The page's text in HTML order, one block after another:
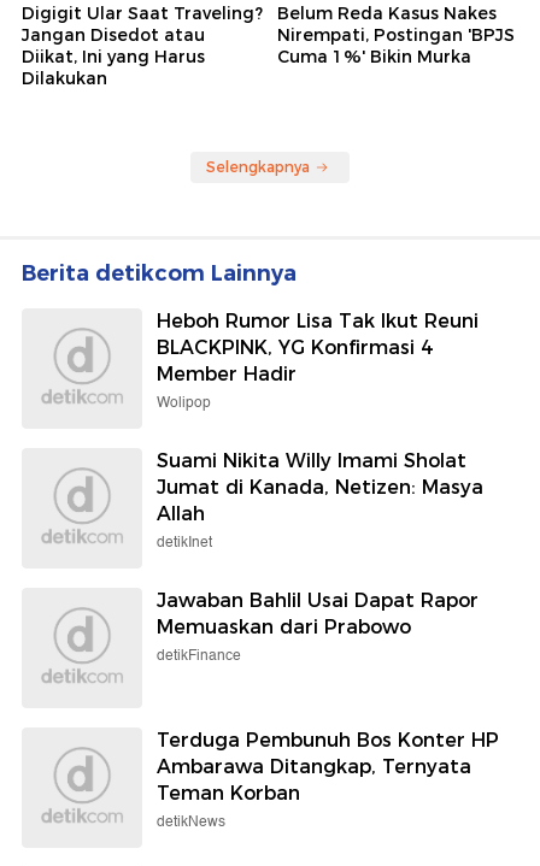
Digigit Ular Saat Traveling?
Jangan Disedot atau
Diikat, Ini yang Harus
Dilakukan
Belum Reda Kasus Nakes
Nirempati, Postingan 'BPJS
Cuma 1%' Bikin Murka
Selengkapnya
Berita detikcom Lainnya
Heboh Rumor Lisa Tak Ikut Reuni
BLACKPINK, YG Konfirmasi 4
Member Hadir
Wolipop
Suami Nikita Willy Imami Sholat
Jumat di Kanada, Netizen: Masya
Allah
detikInet
Jawaban Bahlil Usai Dapat Rapor
Memuaskan dari Prabowo
detikFinance
Terduga Pembunuh Bos Konter HP
Ambarawa Ditangkap, Ternyata
Teman Korban
detikNews